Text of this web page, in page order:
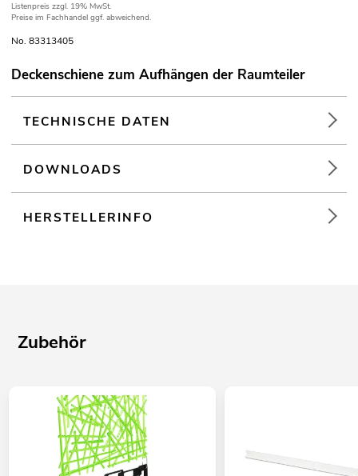
Listenpreis zzgl. 19% MwSt.
Preise im Fachhandel ggf. abweichend.
No. 83313405
Deckenschiene zum Aufhängen der Raumteiler
TECHNISCHE DATEN
DOWNLOADS
HERSTELLERINFO
Zubehör